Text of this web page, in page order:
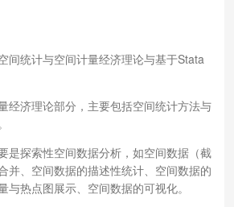
间统计与空间计量经济理论与基于Stata
经济理论部分，主要包括空间统计方法与
是探索性空间数据分析，如空间数据（截
并、空间数据的描述性统计、空间数据的
与热点图展示、空间数据的可视化。